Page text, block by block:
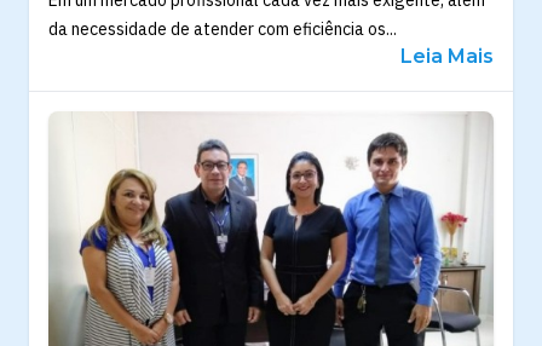
da necessidade de atender com eficiência os...
Leia Mais